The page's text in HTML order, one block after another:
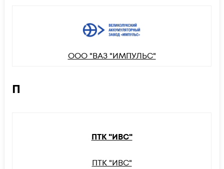
ООО "ВАЗ "ИМПУЛЬС"
П
ПТК "ИВС"
ПТК "ИВС"